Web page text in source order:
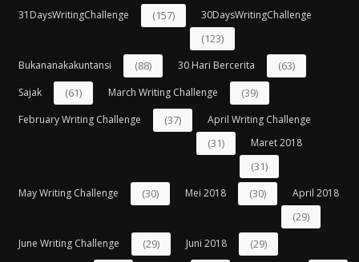
31DaysWritingChallenge (157) 30DaysWritingChallenge
(123)
Bukananakakuntansi (88) 30 Hari Bercerita (63)
Sajak (61) March Writing Challenge (39)
February Writing Challenge (37) April Writing Challenge
(31) Maret 2018
(31)
May Writing Challenge (30) Mei 2018 (30) April 2018
(29)
June Writing Challenge (29) Juni 2018 (29)